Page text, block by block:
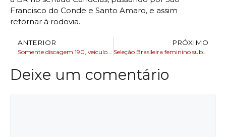
Francisco do Conde e Santo Amaro, e assim
retornar à rodovia.
ANTERIOR PRÓXIMO
Seleção Brasileira feminino sub17 em busca seu primeiro título na competição
Deixe um comentário